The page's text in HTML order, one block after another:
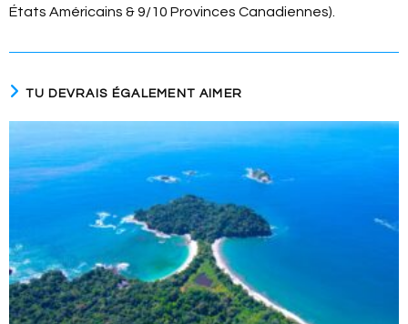
États Américains & 9/10 Provinces Canadiennes).
TU DEVRAIS ÉGALEMENT AIMER